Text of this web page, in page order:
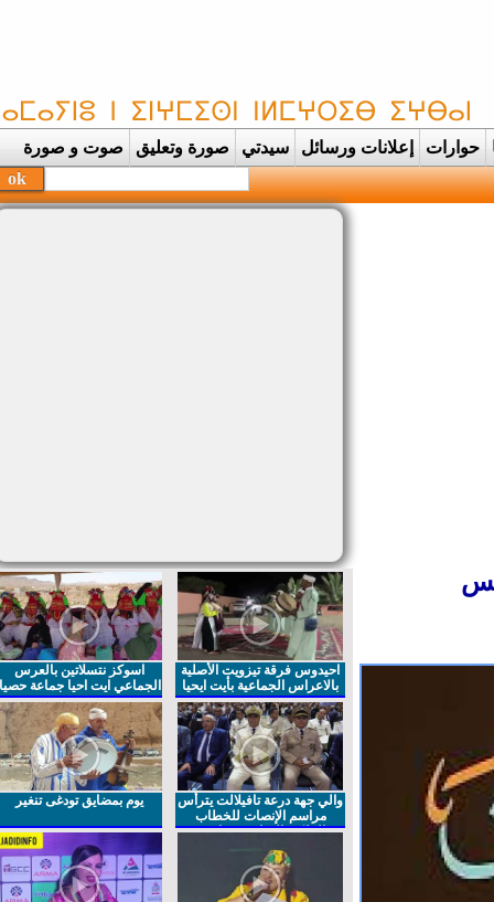
حوارات إعلانات ورسائل سيدتي صورة وتعليق صوت و صورة
احيدوس فرقة تيزويت الأصلية
بالاعراس الجماعية بأيت ايحيا
اسوكز نتسلاتين بالعرس
الجماعي ايت احيا جماعة حصيا
والي جهة درعة تافيلالت يترأس
مراسم الإنصات للخطاب
الملكي السامي بمناسبة
يوم بمضايق تودغى تنغير